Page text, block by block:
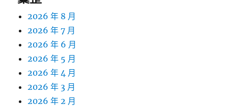
2026 年 8 月
2026 年 7 月
2026 年 6 月
2026 年 5 月
2026 年 4 月
2026 年 3 月
2026 年 2 月